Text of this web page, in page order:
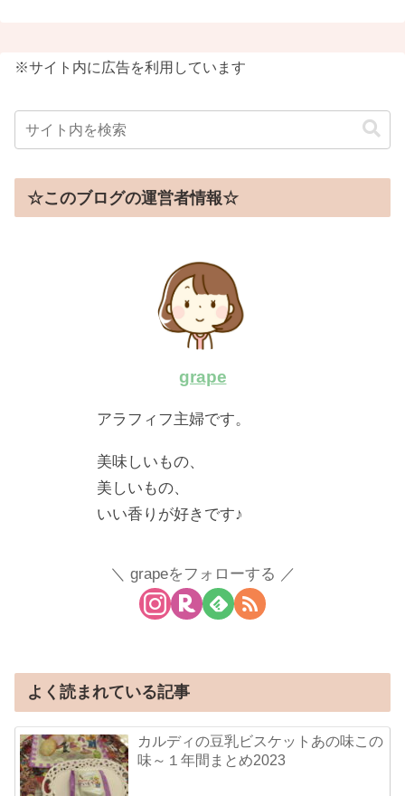
※サイト内に広告を利用しています
☆このブログの運営者情報☆
grape
アラフィフ主婦です。
美味しいもの、
美しいもの、
いい香りが好きです♪
grapeをフォローする
よく読まれている記事
カルディの豆乳ビスケットあの味この
味～１年間まとめ2023